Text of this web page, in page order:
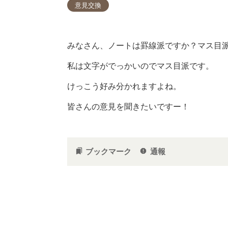
意見交換
みなさん、ノートは罫線派ですか？マス目
私は文字がでっかいのでマス目派です。
けっこう好み分かれますよね。
皆さんの意見を聞きたいですー！
bookmarks ブックマーク report 通報